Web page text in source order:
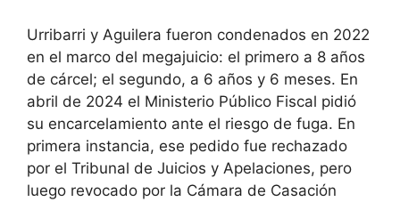
Urribarri y Aguilera fueron condenados en 2022
en el marco del megajuicio: el primero a 8 años
de cárcel; el segundo, a 6 años y 6 meses. En
abril de 2024 el Ministerio Público Fiscal pidió
su encarcelamiento ante el riesgo de fuga. En
primera instancia, ese pedido fue rechazado
por el Tribunal de Juicios y Apelaciones, pero
luego revocado por la Cámara de Casación